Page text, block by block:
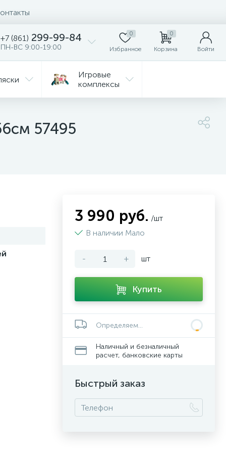
+7 (861) 299-99-84
ПН-ВС 9:00-19:00
0
Избранное
0
Корзина Войти
Игровые
комплексы
57495
3 990 руб. /шт
В наличии Мало
- + шт
Купить
Определяем...
Наличный и безналичный
расчет, банковские карты
Быстрый заказ